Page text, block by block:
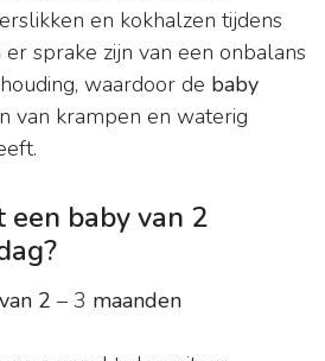
en kokhalzen tijdens
er sprake zijn van een onbalans
waardoor de baby
van krampen en waterig
een baby van 2
2 – 3 maanden